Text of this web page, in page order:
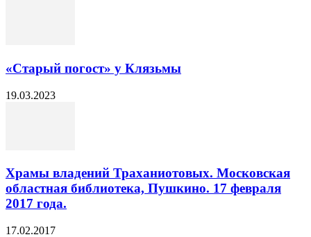
«Старый погост» у Клязьмы
19.03.2023
Храмы владений Траханиотовых. Московская
областная библиотека, Пушкино. 17 февраля
2017 года.
17.02.2017